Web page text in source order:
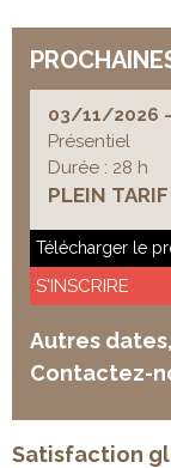
03/11/2026
Présentiel
Durée : 28 h
PLEIN
Télécharger le
S'INSCRIRE
Autres
Contactez-
Satisfaction